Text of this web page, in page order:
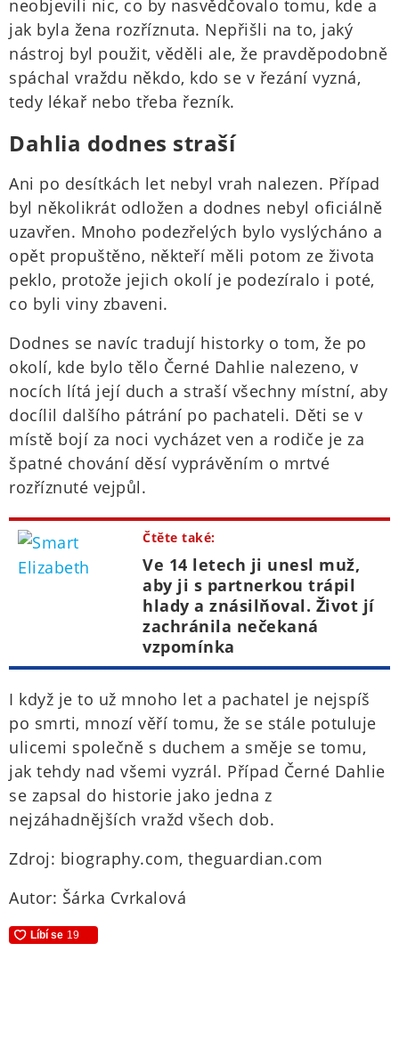
neobjevili nic, co by nasvědčovalo tomu, kde a
jak byla žena rozříznuta. Nepřišli na to, jaký
nástroj byl použit, věděli ale, že pravděpodobně
spáchal vraždu někdo, kdo se v řezání vyzná,
tedy lékař nebo třeba řezník.
Dahlia dodnes straší
Ani po desítkách let nebyl vrah nalezen. Případ
byl několikrát odložen a dodnes nebyl oficiálně
uzavřen. Mnoho podezřelých bylo vyslýcháno a
opět propuštěno, někteří měli potom ze života
peklo, protože jejich okolí je podezíralo i poté,
co byli viny zbaveni.
Dodnes se navíc tradují historky o tom, že po
okolí, kde bylo tělo Černé Dahlie nalezeno, v
nocích lítá její duch a straší všechny místní, aby
docílil dalšího pátrání po pachateli. Děti se v
místě bojí za noci vycházet ven a rodiče je za
špatné chování děsí vyprávěním o mrtvé
rozříznuté vejpůl.
Čtěte také:
Ve 14 letech ji unesl muž,
aby ji s partnerkou trápil
hlady a znásilňoval. Život jí
zachránila nečekaná
vzpomínka
I když je to už mnoho let a pachatel je nejspíš
po smrti, mnozí věří tomu, že se stále potuluje
ulicemi společně s duchem a směje se tomu,
jak tehdy nad všemi vyzrál. Případ Černé Dahlie
se zapsal do historie jako jedna z
nejzáhadnějších vražd všech dob.
Zdroj: biography.com, theguardian.com
Autor: Šárka Cvrkalová